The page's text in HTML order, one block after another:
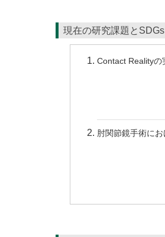
現在の研究課題と
Contact Realityの
肘関節鏡手術に